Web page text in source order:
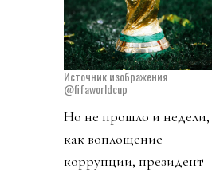
Источник изображения
@fifaworldcup
Но не прошло и недели,
как воплощение
коррупции, президент